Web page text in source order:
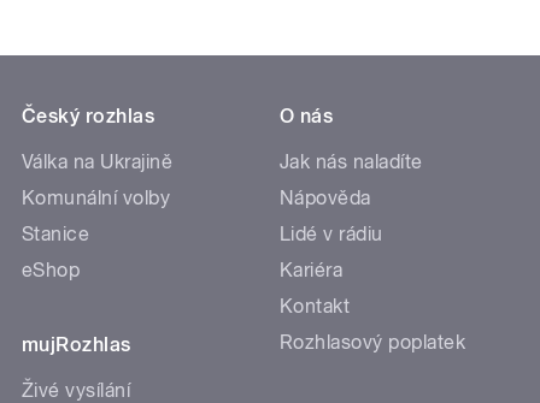
Český rozhlas
Válka na Ukrajině
Komunální volby
Stanice
eShop
mujRozhlas
Živé vysílání
O nás
Jak nás naladíte
Nápověda
Lidé v rádiu
Kariéra
Kontakt
Rozhlasový poplatek